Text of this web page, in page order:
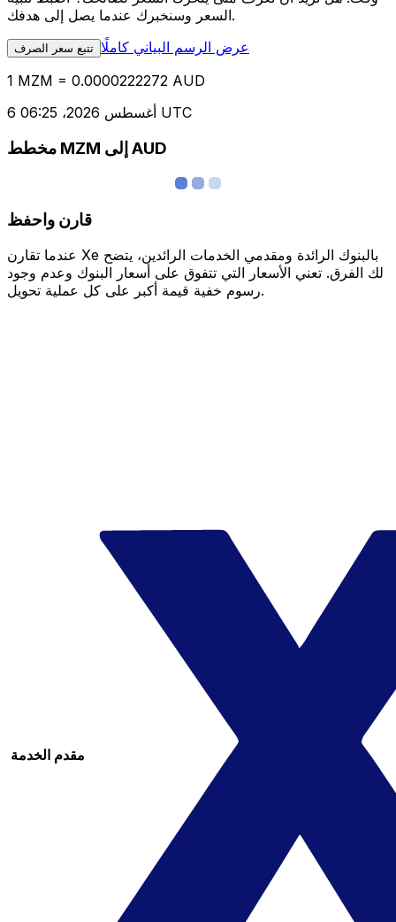
السعر وسنخبرك عندما يصل إلى هدفك.
تتبع سعر الصرف عرض الرسم البياني كاملًا
1 MZM = 0.0000222272 AUD
6 أغسطس 2026، 06:25 UTC
مخطط MZM إلى AUD
قارن واحفظ
عندما تقارن Xe بالبنوك الرائدة ومقدمي الخدمات الرائدين، يتضح
لك الفرق. تعني الأسعار التي تتفوق على أسعار البنوك وعدم وجود
رسوم خفية قيمة أكبر على كل عملية تحويل.
مقدم الخدمة